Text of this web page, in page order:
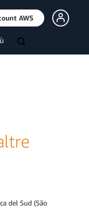
AWS
del Sud (São